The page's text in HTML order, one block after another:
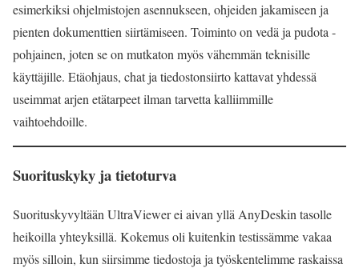
esimerkiksi ohjelmistojen asennukseen, ohjeiden jakamiseen ja
pienten dokumenttien siirtämiseen. Toiminto on vedä ja pudota -
pohjainen, joten se on mutkaton myös vähemmän teknisille
käyttäjille. Etäohjaus, chat ja tiedostonsiirto kattavat yhdessä
useimmat arjen etätarpeet ilman tarvetta kalliimmille
vaihtoehdoille.
Suorituskyky ja tietoturva
Suorituskyvyltään UltraViewer ei aivan yllä AnyDeskin tasolle
heikoilla yhteyksillä. Kokemus oli kuitenkin testissämme vakaa
myös silloin, kun siirsimme tiedostoja ja työskentelimme raskaissa